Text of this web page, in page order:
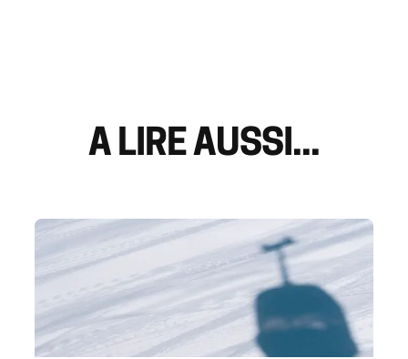
A LIRE AUSSI...